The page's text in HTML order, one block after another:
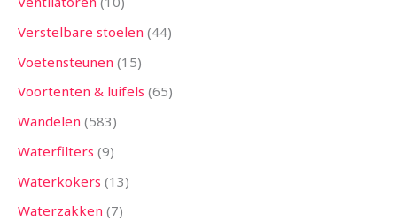
Verstelbare stoelen 44
Voetensteunen 15
Voortenten & luifels 65
Wandelen 583
Waterfilters 9
Waterkokers 13
Waterzakken 7